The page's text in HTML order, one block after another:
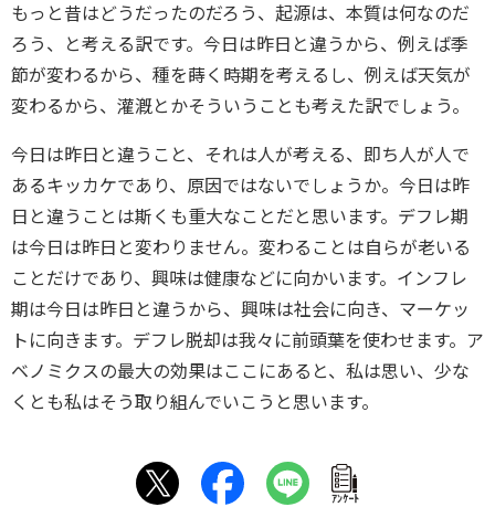
もっと昔はどうだったのだろう、起源は、本質は何なのだ
ろう、と考える訳です。今日は昨日と違うから、例えば季
節が変わるから、種を蒔く時期を考えるし、例えば天気が
変わるから、灌漑とかそういうことも考えた訳でしょう。
今日は昨日と違うこと、それは人が考える、即ち人が人で
あるキッカケであり、原因ではないでしょうか。今日は昨
日と違うことは斯くも重大なことだと思います。デフレ期
は今日は昨日と変わりません。変わることは自らが老いる
ことだけであり、興味は健康などに向かいます。インフレ
期は今日は昨日と違うから、興味は社会に向き、マーケッ
トに向きます。デフレ脱却は我々に前頭葉を使わせます。ア
ベノミクスの最大の効果はここにあると、私は思い、少な
くとも私はそう取り組んでいこうと思います。
ｱﾝｹｰﾄ